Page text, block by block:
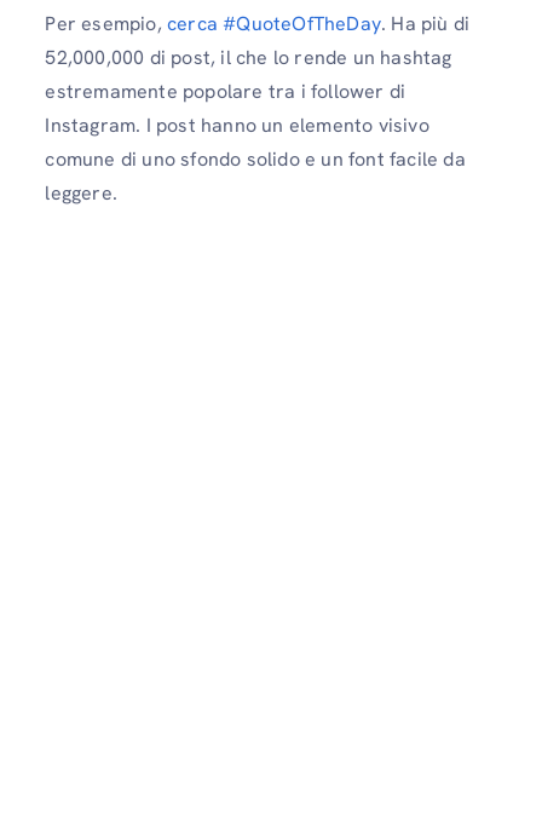
Per esempio, cerca #QuoteOfTheDay. Ha più di
52,000,000 di post, il che lo rende un hashtag
estremamente popolare tra i follower di
Instagram. I post hanno un elemento visivo
comune di uno sfondo solido e un font facile da
leggere.